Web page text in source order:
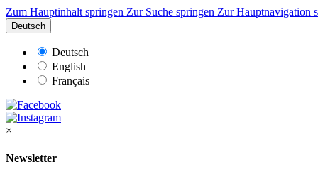
Zum Hauptinhalt springen Zur Suche springen Zur Hauptnavigation
Deutsch
Deutsch
English
Français
×
Newsletter